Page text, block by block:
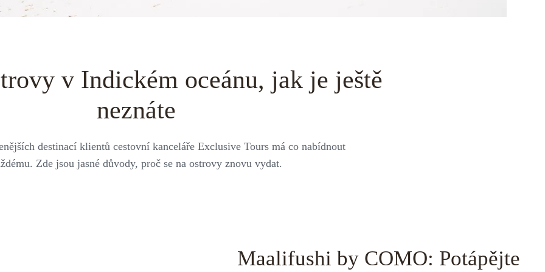
v Indickém oceánu, jak je ještě
neznáte
destinací klientů cestovní kanceláře Exclusive Tours má co nabídnout
Zde jsou jasné důvody, proč se na ostrovy znovu vydat.
Maalifushi by COMO: Potápějte